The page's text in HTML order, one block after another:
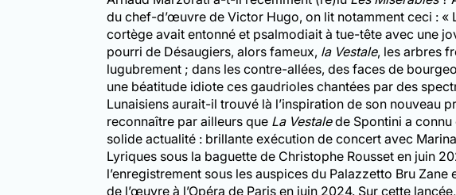
du chef-d’œuvre de Victor Hugo, on lit notamment ceci : «
cortège avait entonné et psalmodiait à tue-tête avec une
pourri de Désaugiers, alors fameux, la Vestale, les arbres
lugubrement ; dans les contre-allées, des faces de
une béatitude idiote ces gaudrioles chantées par des
Lunaisiens aurait-il trouvé là l’inspiration de son nouveau
reconnaître par ailleurs que La Vestalede Spontini a connu
solide actualité : brillante exécution de concert avec
Lyriques sous la baguette de Christophe Rousset en juin
l’enregistrement sous les auspices du Palazzetto Bru
de l’œuvre à l’Opéra de Paris en juin 2024. Sur cette